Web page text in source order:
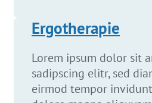
Ergotherapie
Lorem ipsum dolor sit
sadipscing elitr, sed
eirmod tempor